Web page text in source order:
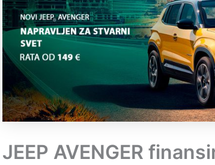
JEEP AVENGER